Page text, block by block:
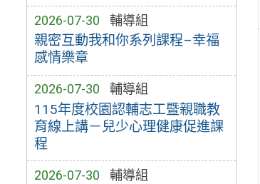
2026-07-30 輔導組
親密互動我和你系列課程–幸福
感情樂章
2026-07-30 輔導組
115年度校園認輔志工暨親職教
育線上講－兒少心理健康促進課
程
2026-07-30 輔導組